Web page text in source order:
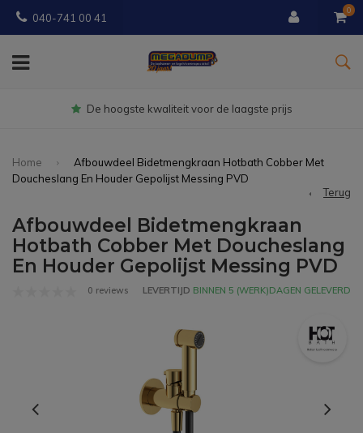
040-741 00 41
0
Gratisbezorgd vanaf € 150
Home
Afbouwdeel Bidetmengkraan Hotbath Cobber Met
Doucheslang En Houder Gepolijst Messing PVD
Terug
Afbouwdeel Bidetmengkraan
Hotbath Cobber Met Doucheslang
En Houder Gepolijst Messing PVD
0 reviews LEVERTIJD BINNEN 5 (WERK)DAGEN GELEVERD